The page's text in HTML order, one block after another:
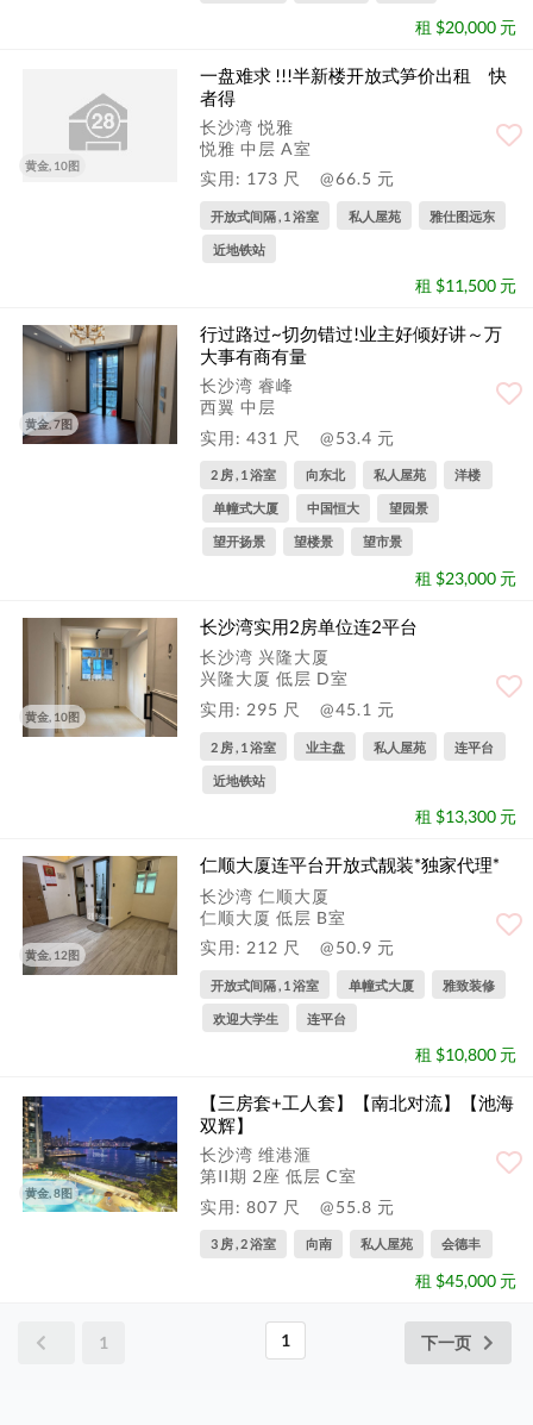
租 $20,000 元
黄金, 10图
一盘难求 !!!半新楼开放式笋价出租 快
者得
长沙湾 悦雅
悦雅 中层 A室
实用: 173 尺
@66.5 元
开放式间隔 , 1 浴室 私人屋苑 雅仕图远东
近地铁站
租 $11,500 元
黄金, 7图
行过路过~切勿错过!业主好倾好讲～万
大事有商有量
长沙湾 睿峰
西翼 中层
实用: 431 尺
@53.4 元
2 房 , 1 浴室 向东北 私人屋苑 洋楼
单幢式大厦 中国恒大 望园景
望开扬景 望楼景 望市景
租 $23,000 元
黄金, 10图
长沙湾实用2房单位连2平台
长沙湾 兴隆大厦
兴隆大厦 低层 D室
实用: 295 尺
@45.1 元
2 房 , 1 浴室 业主盘 私人屋苑 连平台
近地铁站
租 $13,300 元
黄金, 12图
仁顺大厦连平台开放式靓装*独家代理*
长沙湾 仁顺大厦
仁顺大厦 低层 B室
实用: 212 尺
@50.9 元
开放式间隔 , 1 浴室 单幢式大厦 雅致装修
欢迎大学生 连平台
租 $10,800 元
黄金, 8图
【三房套+工人套】【南北对流】【池海
双辉】
长沙湾 维港滙
第II期 2座 低层 C室
实用: 807 尺
@55.8 元
3 房 , 2 浴室 向南 私人屋苑 会德丰
租 $45,000 元
1 1 下一页